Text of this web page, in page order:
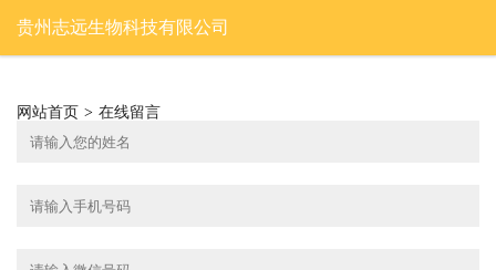
贵州志远生物科技有限公司
网站首页 > 在线留言